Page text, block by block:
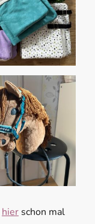
hier schon mal